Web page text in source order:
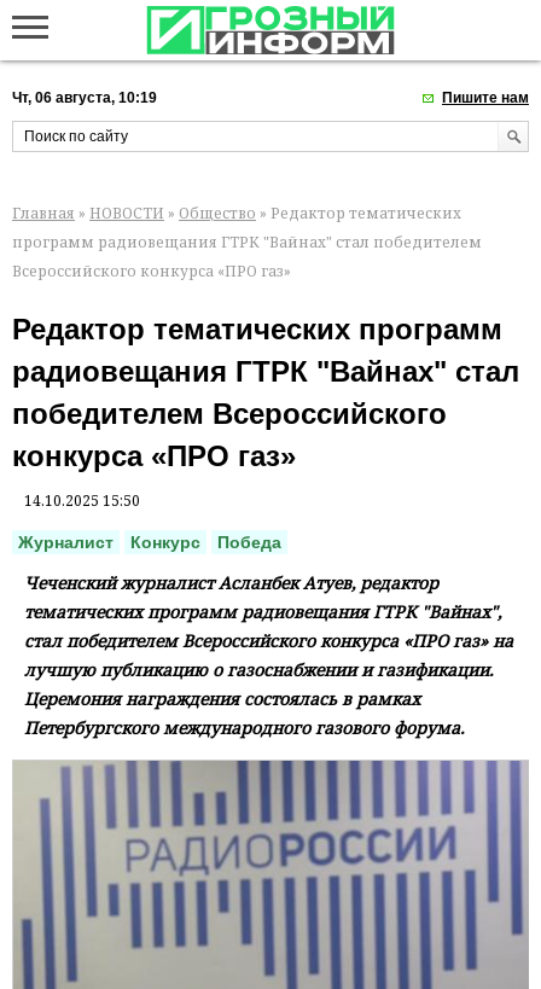
Чт, 06 августа, 10:19 Пишите нам
Главная » НОВОСТИ » Общество » Редактор тематических
программ радиовещания ГТРК "Вайнах" стал победителем
Всероссийского конкурса «ПРО газ»
Редактор тематических программ
радиовещания ГТРК "Вайнах" стал
победителем Всероссийского
конкурса «ПРО газ»
14.10.2025 15:50
Журналист Конкурс Победа
Чеченский журналист Асланбек Атуев, редактор
тематических программ радиовещания ГТРК "Вайнах",
стал победителем Всероссийского конкурса «ПРО газ» на
лучшую публикацию о газоснабжении и газификации.
Церемония награждения состоялась в рамках
Петербургского международного газового форума.